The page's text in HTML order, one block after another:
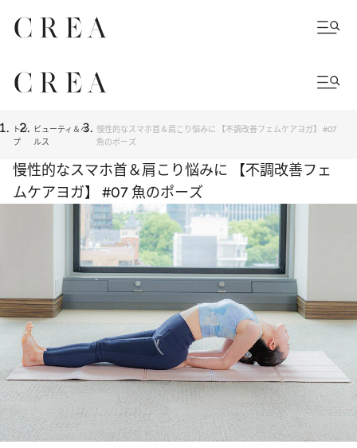
トッ
プ
ビューティ＆ヘ
ルス
慢性的なスマホ首＆肩こり悩みに 【不調改善フェムケアヨガ】 #07
魚のポーズ
慢性的なスマホ首＆肩こり悩みに 【不調改善フェ
ムケアヨガ】 #07 魚のポーズ